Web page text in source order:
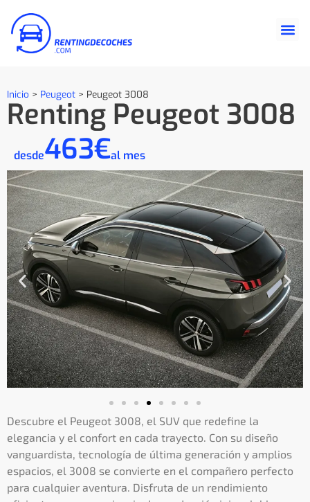
Inicio > Peugeot > Peugeot 3008
Renting Peugeot 3008
desde463€al mes
Descubre el Peugeot 3008, el SUV que redefine la
elegancia y el confort en cada trayecto. Con su diseño
vanguardista, tecnología de última generación y amplios
espacios, el 3008 se convierte en el compañero perfecto
para cualquier aventura. Disfruta de un rendimiento